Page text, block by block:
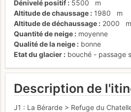
Dénivelé positif
5500
m
Altitude de chaussage
1980
m
Altitude de déchaussage
2000
m
Quantité de neige
moyenne
Qualité de la neige
bonne
Etat du glacier
bouché - passage
Description de
J1 : La Bérarde > Refuge du